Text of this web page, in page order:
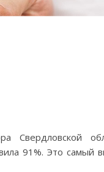
Свердловской
91%. Это самый